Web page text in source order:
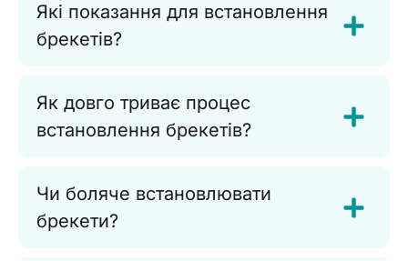
Які показання для встановлення
брекетів?
Як довго триває процес
встановлення брекетів?
Чи боляче встановлювати
брекети?